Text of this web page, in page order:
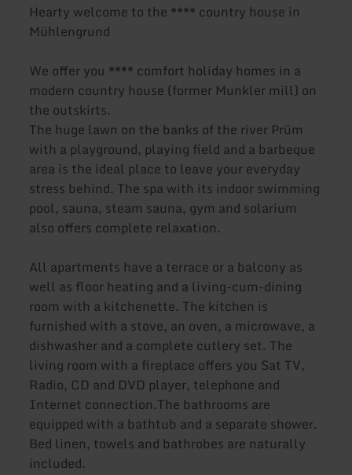
Hearty welcome to the **** country house in
Mühlengrund
We offer you **** comfort holiday homes in a
modern country house (former Munkler mill) on
the outskirts.
The huge lawn on the banks of the river Prüm
with a playground, playing field and a barbeque
area is the ideal place to leave your everyday
stress behind. The spa with its indoor swimming
pool, sauna, steam sauna, gym and solarium
also offers complete relaxation.
All apartments have a terrace or a balcony as
well as floor heating and a living-cum-dining
room with a kitchenette. The kitchen is
furnished with a stove, an oven, a microwave, a
dishwasher and a complete cutlery set. The
living room with a fireplace offers you Sat TV,
Radio, CD and DVD player, telephone and
Internet connection.The bathrooms are
equipped with a bathtub and a separate shower.
Bed linen, towels and bathrobes are naturally
included.